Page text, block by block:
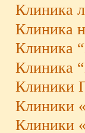
Клиника
Клиника
Клиника
Клиника
Клиники
Клиники
Клиники